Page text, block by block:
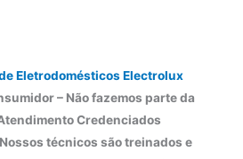
Eletrodomésticos Electrolux
– Não fazemos parte da
Credenciados
técnicos são treinados e